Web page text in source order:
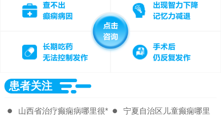
患者关注
山西省治疗癫痫病哪里很* 宁夏自治区儿童癫痫哪里